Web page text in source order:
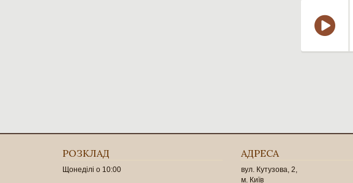
РОЗКЛАД
Щонеділі о 10:00
АДРЕСА
вул. Кутузова, 2,
м. Київ